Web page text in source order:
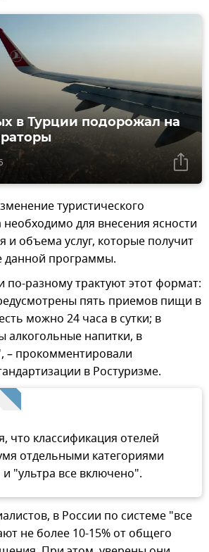
в Турции подорожал на
туристического
необходимо для внесения ясности
и объема услуг, которые получит
данной программы.
по-разному трактуют этот формат:
пять приемов пищи в
можно 24 часа в сутки; в
алкогольные напитки, в
– прокомментировали
в Ростуризме.
что классификация отелей
отдельными категориями
"ультра все включено".
в России по системе "все
не более 10-15% от общего